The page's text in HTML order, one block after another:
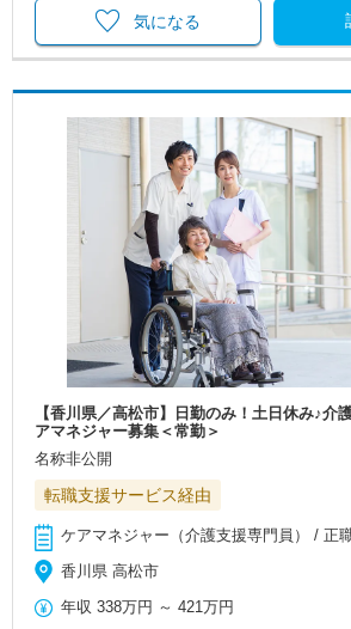
気になる
【香川県／高松市】日勤のみ！土日休み♪介
アマネジャー募集＜常勤＞
名称非公開
転職支援サービス経由
ケアマネジャー（介護支援専門員） / 正
香川県 高松市
年収 338万円 ～421万円